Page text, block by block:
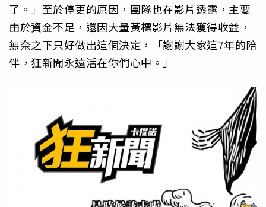
了。」至於停更的原因，團隊也在影片透露，主要
由於資金不足，還因大量黃標影片無法獲得收益，
無奈之下只好做出這個決定，「謝謝大家這7年的陪
伴，狂新聞永遠活在你們心中。」